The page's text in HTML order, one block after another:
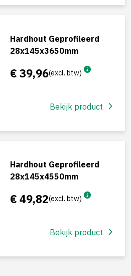
Hardhout Geprofileerd
28x145x3650mm
€ 39,96(excl. btw)
Bekijk product
Hardhout Geprofileerd
28x145x4550mm
€ 49,82(excl. btw)
Bekijk product